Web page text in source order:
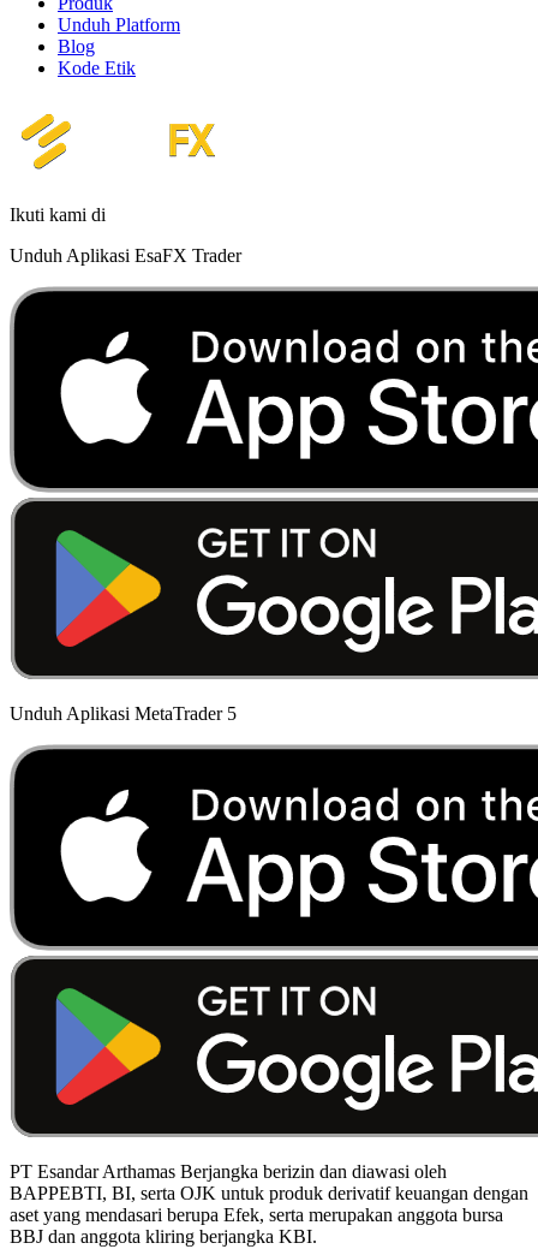
Unduh Platform
Blog
Kode Etik
Ikuti kami di
Unduh Aplikasi EsaFX Trader
Unduh Aplikasi MetaTrader 5
PT Esandar Arthamas Berjangka berizin dan diawasi oleh
BAPPEBTI, BI, serta OJK untuk produk derivatif keuangan dengan
aset yang mendasari berupa Efek, serta merupakan anggota bursa
BBJ dan anggota kliring berjangka KBI.